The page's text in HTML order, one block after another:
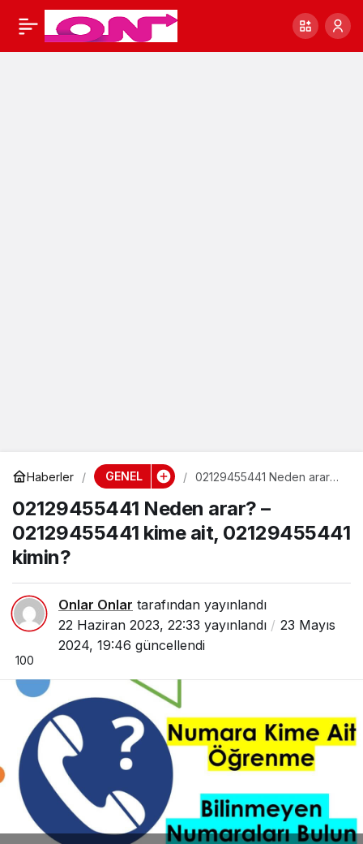
Haberler GENEL
02129455441 Neden arar?
02129455441 kimin?
02129455441 Neden arar? –
02129455441 kime ait, 02129455441
kimin?
Onlar Onlar tarafından yayınlandı
22 Haziran 2023, 22:33 yayınlandı
23 Mayıs
2024, 19:46 güncellendi
100
Merkez Bankası 27 Paylaş